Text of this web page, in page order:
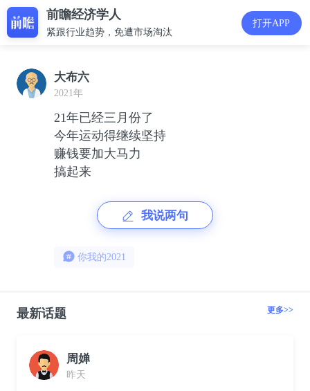
前瞻经济学人
紧跟行业趋势，免遭市场淘汰
打开APP
大布六
2021年
21年已经三月份了
今年运动得继续坚持
赚钱要加大马力
搞起来
我说两句
你我的2021
最新话题 更多>>
周婵
昨天